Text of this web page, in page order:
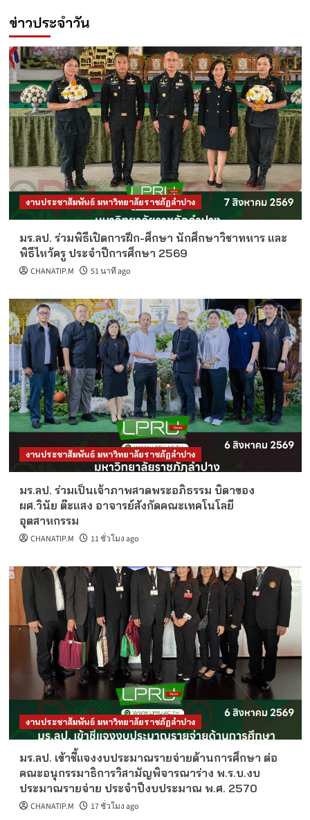
ข่าวประจำวัน
งานประชาสัมพันธ์ มหาวิทยาลัยราชภัฏลำปาง
มร.ลป. ร่วมพิธีเปิดการฝึก-ศึกษา นักศึกษาวิชาทหาร และ
พิธีไหว้ครู ประจำปีการศึกษา 2569
CHANATIP.M 51 นาที ago
งานประชาสัมพันธ์ มหาวิทยาลัยราชภัฏลำปาง
มร.ลป. ร่วมเป็นเจ้าภาพสวดพระอภิธรรม บิดาของ
ผศ.วินัย ต๊ะแสง อาจารย์สังกัดคณะเทคโนโลยี
อุตสาหกรรม
CHANATIP.M 11 ชั่วโมง ago
งานประชาสัมพันธ์ มหาวิทยาลัยราชภัฏลำปาง
มร.ลป. เข้าชี้แจงงบประมาณรายจ่ายด้านการศึกษา ต่อ
คณะอนุกรรมาธิการวิสามัญพิจารณาร่าง พ.ร.บ.งบ
ประมาณรายจ่าย ประจำปีงบประมาณ พ.ศ. 2570
CHANATIP.M 17 ชั่วโมง ago